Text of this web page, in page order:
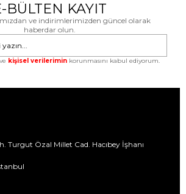
BÜLTEN KAYIT
ve indirimlerimizden güncel olarak
haberdar olun.
ve kişisel verilerimin korunmasını kabul ediyorum.
Turgut Özal Millet Cad. Hacıbey İşhanı